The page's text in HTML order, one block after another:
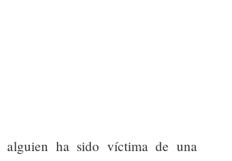
alguien ha sido víctima de una